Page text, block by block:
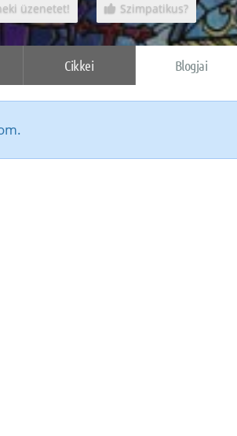
Cikkei Blogjai
üzenetet! Szimpatikus?